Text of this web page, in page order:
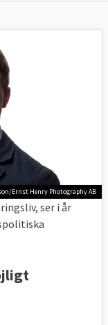
Ernst Henry Photography AB
ser i år